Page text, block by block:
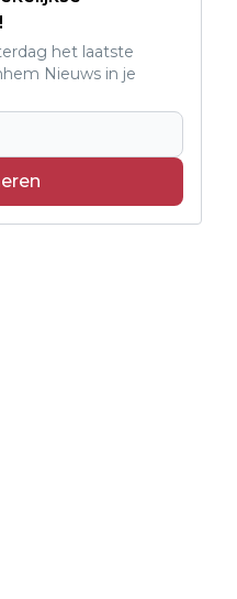
het laatste
Nieuws in je